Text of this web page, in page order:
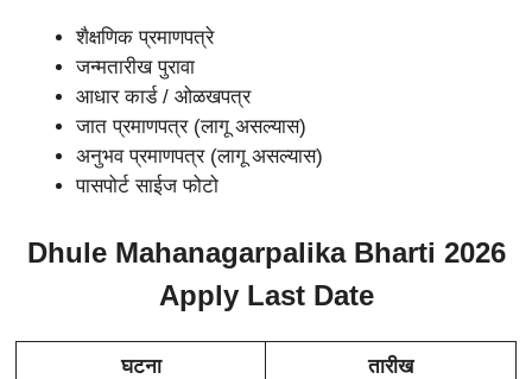
शैक्षणिक प्रमाणपत्रे
जन्मतारीख पुरावा
आधार कार्ड / ओळखपत्र
जात प्रमाणपत्र (लागू असल्यास)
अनुभव प्रमाणपत्र (लागू असल्यास)
पासपोर्ट साईज फोटो
Dhule Mahanagarpalika Bharti 2026
Apply Last Date
घटना तारीख